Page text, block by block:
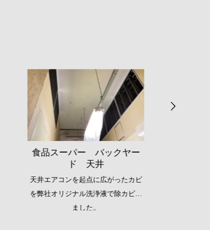
食品スーパー 売場 天井
通常タイプと塗装タイプの天井ボー
ドに広がったカビを弊社オリジナル
洗浄液で除カビしました。